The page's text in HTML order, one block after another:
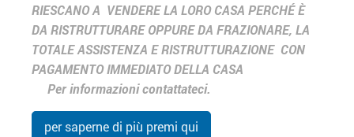
RIESCANO A VENDERE LA LORO CASA PERCHÉ È
DA RISTRUTTURARE OPPURE DA FRAZIONARE, LA
TOTALE ASSISTENZA E RISTRUTTURAZIONE CON
PAGAMENTO IMMEDIATO DELLA CASA
Per informazioni contattateci.
per saperne di più premi qui